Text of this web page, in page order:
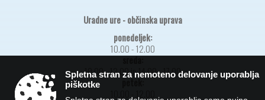
Uradne ure - občinska uprava
ponedeljek:
10.00 - 12.00
sreda:
10.00 - 12.00 in 14.00 - 17.00
10.00 - 12.00
Spletna stran za nemoteno delovanje uporablja
piškotke